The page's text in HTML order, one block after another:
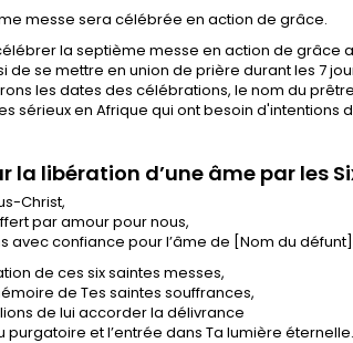
messe sera célébrée en action de grâce.
la septième messe en action de grâce
de se mettre en union de prière durant les 7
les dates des célébrations, le nom du
sérieux en Afrique qui ont besoin d'intentions
la libération d’une âme par les
Christ,
par amour pour nous,
avec confiance pour l’âme de [Nom du
de ces six saintes messes,
de Tes saintes souffrances,
de lui accorder la délivrance
purgatoire et l’entrée dans Ta lumière éternelle.